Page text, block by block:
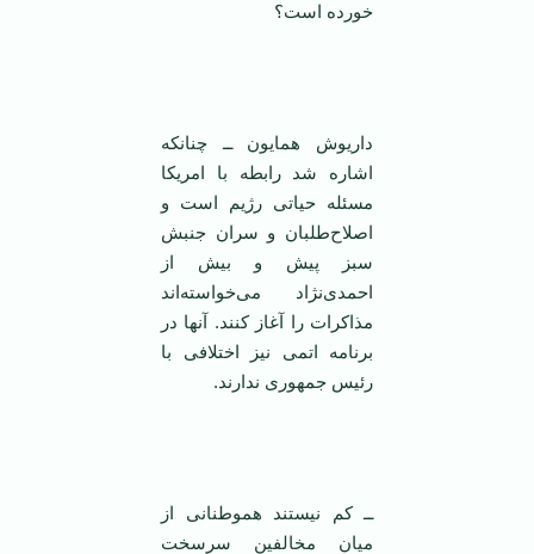
خورده است؟
داریوش همایون ــ چنانکه
اشاره شد رابطه با امریکا
مسئله حیاتی رژیم است و
اصلاح‌طلبان و سران جنبش
سبز پیش و بیش از
احمدی‌نژاد می‌خواسته‌اند
مذاکرات را آغاز کنند. آنها در
برنامه اتمی ‌نیز اختلافی با
رئیس جمهوری ندارند.
ــ کم نیستند هموطنانی از
میان مخالفین سرسخت